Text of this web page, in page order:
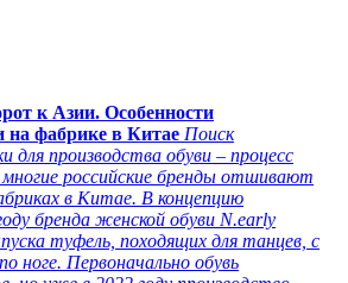
к Азии. Особенности
на фабрике в Китае Поиск
для производства обуви – процесс
российские бренды отшивают
в Китае. В концепцию
бренда женской обуви N.early
туфель, походящих для танцев, с
ноге. Первоначально обувь